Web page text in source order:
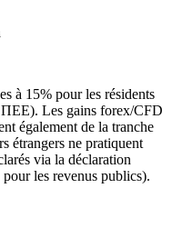
à 15% pour les résidents
ΠΕΕ). Les gains forex/CFD
également de la tranche
étrangers ne pratiquent
via la déclaration
les revenus publics).